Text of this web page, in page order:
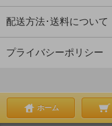
配送方法･送料について
プライバシーポリシー
ホーム